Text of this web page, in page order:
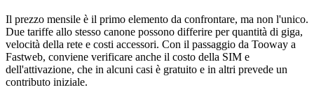
Il prezzo mensile è il primo elemento da confrontare, ma non l'unico.
Due tariffe allo stesso canone possono differire per quantità di giga,
velocità della rete e costi accessori. Con il passaggio da Tooway a
Fastweb, conviene verificare anche il costo della SIM e
dell'attivazione, che in alcuni casi è gratuito e in altri prevede un
contributo iniziale.